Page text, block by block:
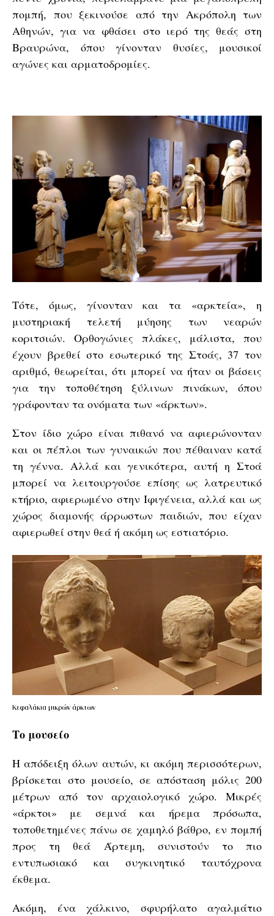
πομπή, που ξεκινούσε από την Ακρόπολη των
Αθηνών, για να φθάσει στο ιερό της θεάς στη
Βραυρώνα, όπου γίνονταν θυσίες, μουσικοί
αγώνες και αρματοδρομίες.
Τότε, όμως, γίνονταν και τα «αρκτεία», η
μυστηριακή τελετή μύησης των νεαρών
κοριτσιών. Ορθογώνιες πλάκες, μάλιστα, που
έχουν βρεθεί στο εσωτερικό της Στοάς, 37 τον
αριθμό, θεωρείται, ότι μπορεί να ήταν οι βάσεις
για την τοποθέτηση ξύλινων πινάκων, όπου
γράφονταν τα ονόματα των «άρκτων».
Στον ίδιο χώρο είναι πιθανό να αφιερώνονταν
και οι πέπλοι των γυναικών που πέθαιναν κατά
τη γέννα. Αλλά και γενικότερα, αυτή η Στοά
μπορεί να λειτουργούσε επίσης ως λατρευτικό
κτήριο, αφιερωμένο στην Ιφιγένεια, αλλά και ως
χώρος διαμονής άρρωστων παιδιών, που είχαν
αφιερωθεί στην θεά ή ακόμη ως εστιατόριο.
Κεφαλάκια μικρών άρκτων
Το μουσείο
Η απόδειξη όλων αυτών, κι ακόμη περισσότερων,
βρίσκεται στο μουσείο, σε απόσταση μόλις 200
μέτρων από τον αρχαιολογικό χώρο. Μικρές
«άρκτοι» με σεμνά και ήρεμα πρόσωπα,
τοποθετημένες πάνω σε χαμηλό βάθρο, εν πομπή
προς τη θεά Άρτεμη, συνιστούν το πιο
εντυπωσιακό και συγκινητικό ταυτόχρονα
έκθεμα.
Ακόμη, ένα χάλκινο, σφυρήλατο αγαλμάτιο